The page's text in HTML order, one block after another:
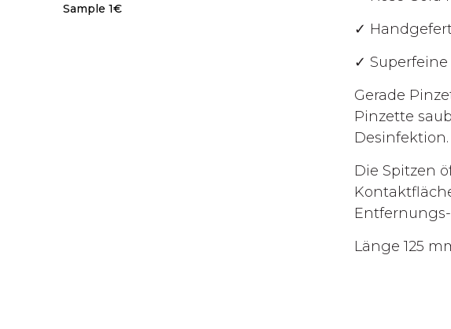
Sample 1€
✓
✓ Superfeine
Gerade
Pinzette
Die Spitzen
Länge 125